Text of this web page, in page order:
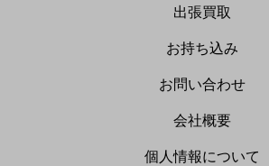
出張買取
お持ち込み
お問い合わせ
会社概要
個人情報について